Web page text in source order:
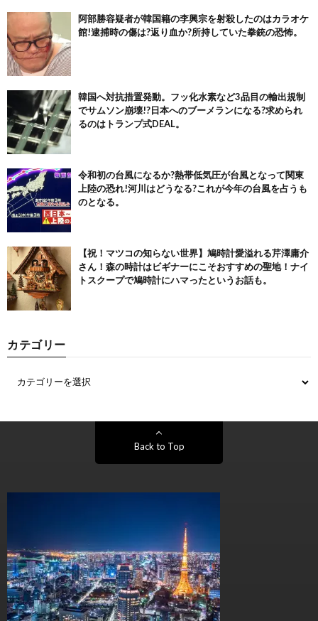
阿部勝容疑者が韓国籍の李興宗を射殺したのはカラオケ
館!逮捕時の傷は?返り血か?所持していた拳銃の恐怖。
韓国へ対抗措置発動。フッ化水素など3品目の輸出規制
でサムソン崩壊!?日本へのブーメランになる?求められ
るのはトランプ式DEAL。
令和初の台風になるか?熱帯低気圧が台風となって関東
上陸の恐れ!河川はどうなる?これが今年の台風を占うも
のとなる。
【祝！マツコの知らない世界】鳩時計愛溢れる芹澤庸介
さん！森の時計はビギナーにこそおすすめの聖地！ナイ
トスクープで鳩時計にハマったというお話も。
カテゴリー
Back to Top